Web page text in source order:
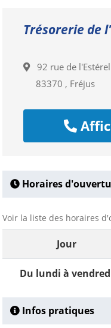
Trésorerie de
92 rue de l'Estérel
83370 , Fréjus
Horaires
Voir la liste des horaires
Jour
Du lundi à
Infos pratiques